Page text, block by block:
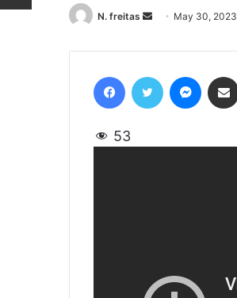
N. freitas
Send
email
May 30, 2023
53